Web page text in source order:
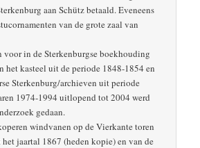
aan Schütz betaald. Eveneens
van de grote zaal van
voor in de Sterkenburgse boekhouding
het kasteel uit de periode 1848-1854 en
Sterkenburg/archieven uit periode
1974-1994 uitlopend tot 2004 werd
gedaan.
windvanen op de Vierkante toren
jaartal 1867 (heden kopie) en van de